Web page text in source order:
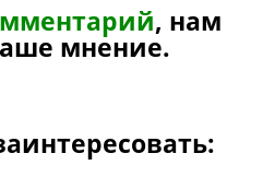
, нам
мнение.